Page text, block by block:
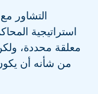
التشاور
استراتيجية
معلقة محددة،
من شأنه أن